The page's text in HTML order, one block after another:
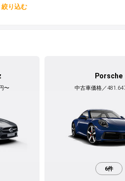
絞り込む
〜
Porsche
中古車価格／
6件